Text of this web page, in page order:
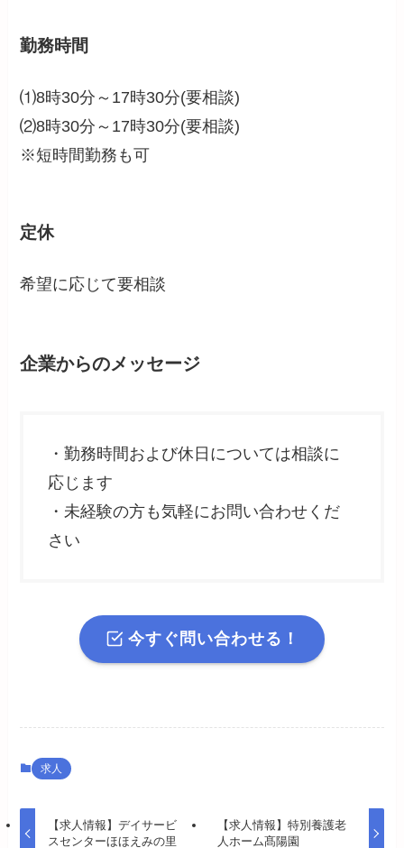
勤務時間
⑴8時30分～17時30分(要相談)
⑵8時30分～17時30分(要相談)
※短時間勤務も可
定休
希望に応じて要相談
企業からのメッセージ
・勤務時間および休日については相談に
応じます
・未経験の方も気軽にお問い合わせくだ
さい
今すぐ問い合わせる！
求人
【求人情報】デイサービ
スセンターほほえみの里
【求人情報】特別養護老
人ホーム髙陽園